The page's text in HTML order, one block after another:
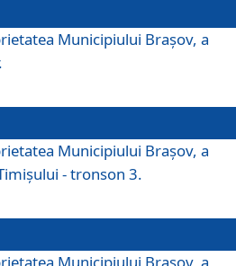
Municipiului Brașov, a
Municipiului Brașov, a
- tronson 3.